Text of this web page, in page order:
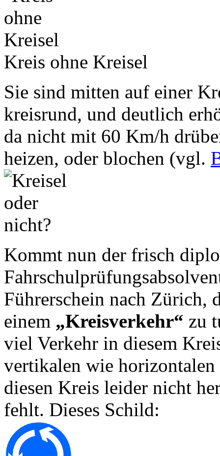
Kreis ohne Kreisel
Sie sind mitten auf einer
kreisrund, und deutlich
da nicht mit 60 Km/h
heizen, oder blochen (vgl.
Kommt nun der frisch
Führerschein nach Zürich,
einem „Kreisverkehr“ zu
viel Verkehr in diesem
vertikalen wie
diesen Kreis leider nicht
fehlt. Dieses Schild: